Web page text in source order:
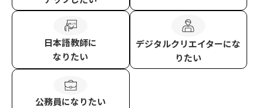
日本語教師に
なりたい
デジタルクリエイターにな
りたい
公務員になりたい